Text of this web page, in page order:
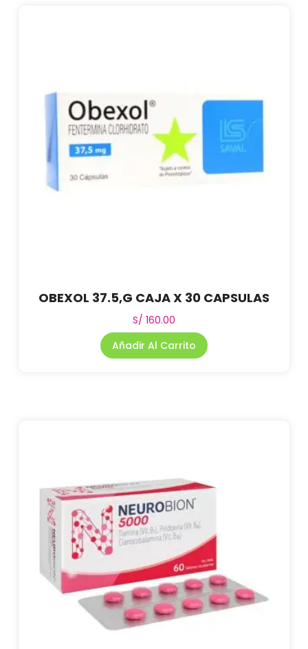
OBEXOL 37.5,G CAJA X 30 CAPSULAS
S/ 160.00
Añadir Al Carrito